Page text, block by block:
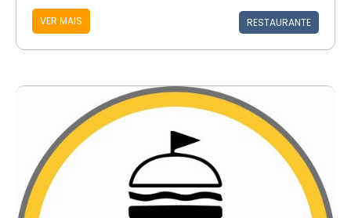
VER MAIS RESTAURANTE